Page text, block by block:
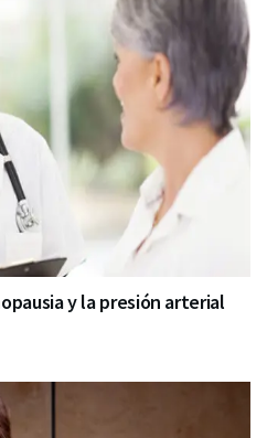
y la presión arterial